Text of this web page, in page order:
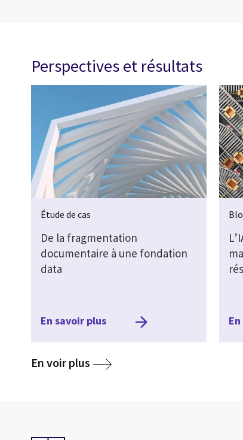
Perspectives et résultats
Étude de cas
De la fragmentation
documentaire à une fondation
data
En savoir plus
En voir plus media